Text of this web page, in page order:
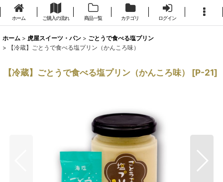
ホーム ご購入の流れ 商品一覧 カテゴリ ログイン
ホーム > 虎屋スイーツ・パン > ごとうで食べる塩プリン
>
【冷蔵】ごとうで食べる塩プリン（かんころ味）
【冷蔵】ごとうで食べる塩プリン（かんころ味） [P-21]